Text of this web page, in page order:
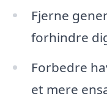
Fjerne
forhindre
Forbedre
et mere